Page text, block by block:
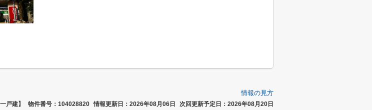
情報の見方
戸建】 物件番号：104028820 情報更新日：2026年08月06日 次回更新予定日：2026年08月20日